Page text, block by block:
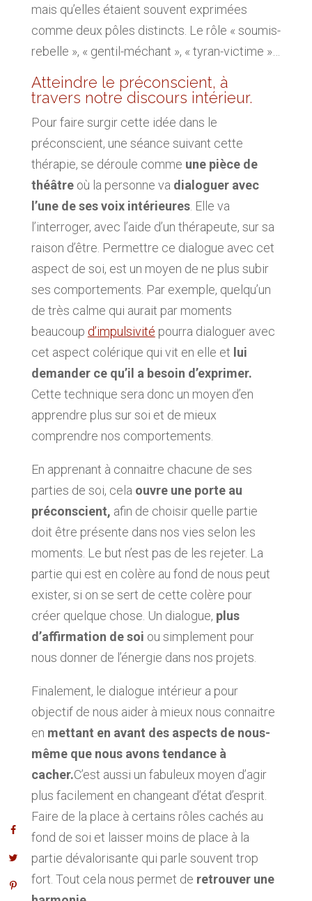
mais qu’elles étaient souvent exprimées
comme deux pôles distincts. Le rôle « soumis-
rebelle », « gentil-méchant », « tyran-victime »…
Atteindre le préconscient, à
travers notre discours intérieur.
Pour faire surgir cette idée dans le
préconscient, une séance suivant cette
thérapie, se déroule comme une pièce de
théâtreoù la personne va dialoguer avec
l’une de ses voix intérieures. Elle va
l’interroger, avec l’aide d’un thérapeute, sur sa
raison d’être. Permettre ce dialogue avec cet
aspect de soi, est un moyen de ne plus subir
ses comportements. Par exemple, quelqu’un
de très calme qui aurait par moments
beaucoup d’impulsivité pourra dialoguer avec
cet aspect colérique qui vit en elle et lui
demander ce qu’il a besoin d’exprimer.
Cette technique sera donc un moyen d’en
apprendre plus sur soi et de mieux
comprendre nos comportements.
En apprenant à connaitre chacune de ses
parties de soi, cela ouvre une porte au
préconscient, afin de choisir quelle partie
doit être présente dans nos vies selon les
moments. Le but n’est pas de les rejeter. La
partie qui est en colère au fond de nous peut
exister, si on se sert de cette colère pour
créer quelque chose. Un dialogue, plus
d’affirmation de soi ou simplement pour
nous donner de l’énergie dans nos projets.
Finalement, le dialogue intérieur a pour
objectif de nous aider à mieux nous connaitre
en mettant en avant des aspects de nous-
même que nous avons tendance à
cacher.C’est aussi un fabuleux moyen d’agir
plus facilement en changeant d’état d’esprit.
Faire de la place à certains rôles cachés au
fond de soi et laisser moins de place à la
partie dévalorisante qui parle souvent trop
fort. Tout cela nous permet de retrouver une